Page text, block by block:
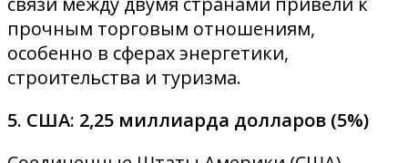
прочным торговым отношениям,
особенно в сферах энергетики,
строительства и туризма.
5. США: 2,25 миллиарда долларов (5%)